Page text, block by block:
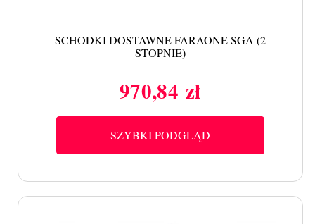
SCHODKI DOSTAWNE FARAONE SGA (2
STOPNIE)
Cena
970,84 zł
SZYBKI PODGLĄD